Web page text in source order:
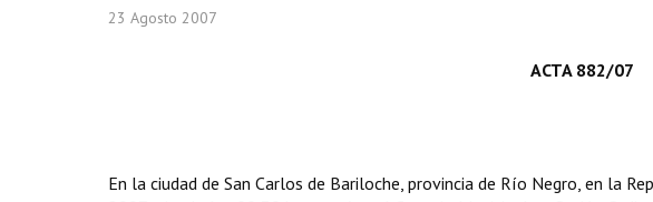
23 Agosto 2007
ACTA 882/07
En la ciudad de San Carlos de Bariloche, provincia de Río Negro, en la